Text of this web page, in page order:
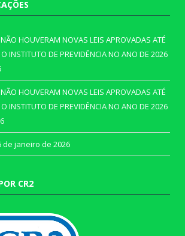
HOUVERAM NOVAS LEIS APROVADAS ATÉ
INSTITUTO DE PREVIDÊNCIA NO ANO DE 2026
HOUVERAM NOVAS LEIS APROVADAS ATÉ
INSTITUTO DE PREVIDÊNCIA NO ANO DE 2026
de janeiro de 2026
CR2